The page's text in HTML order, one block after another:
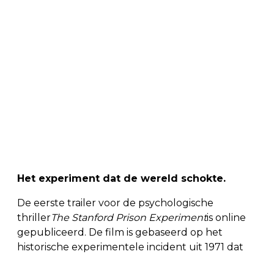
Het experiment dat de wereld schokte.
De eerste trailer voor de psychologische
thrillerThe Stanford Prison Experimentis online
gepubliceerd. De film is gebaseerd op het
historische experimentele incident uit 1971 dat